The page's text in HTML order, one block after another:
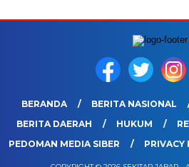
BERANDA BERITA NASIONAL
BERITA DAERAH
HUKUM
PEDOMAN MEDIA SIBER
PRIVACY